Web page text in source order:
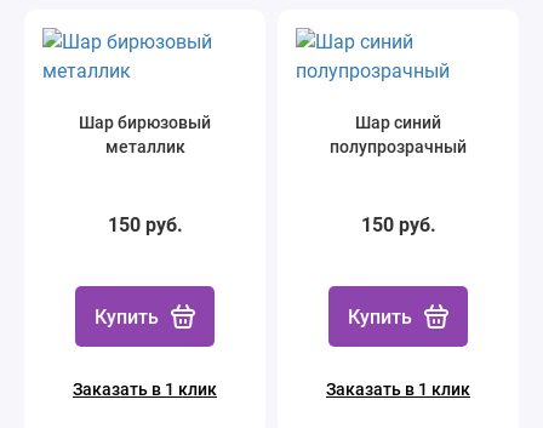
Шар бирюзовый
металлик
150 руб.
Купить
Заказать в 1 клик
Шар синий
полупрозрачный
150 руб.
Купить
Заказать в 1 клик